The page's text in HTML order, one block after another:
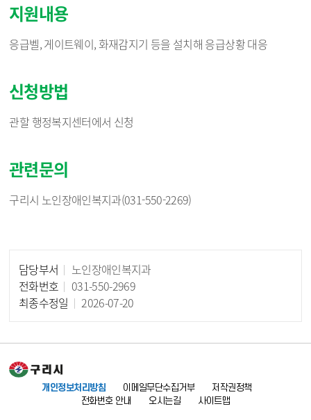
지원내용
응급벨, 게이트웨이, 화재감지기 등을 설치해 응급상황 대응
신청방법
관할 행정복지센터에서 신청
관련문의
구리시 노인장애인복지과(031-550-2269)
담당부서
노인장애인복지과
전화번호
031-550-2969
최종수정일
2026-07-20
개인정보처리방침 이메일무단수집거부
저작권정책
전화번호 안내
오시는길 사이트맵